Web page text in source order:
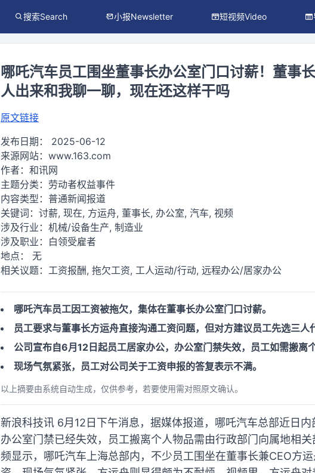
搜索Search 小报Newsletter 短视频Video
哪吒汽车员工围坐董事长办公室门口讨薪！董事
人出来和我聊一聊，现在还这样干吗
原文链接
发布日期： 2025-06-12
来源网站： www.163.com
作者： 和讯网
主题分类： 劳动者权益事件
内容类型： 普通新闻报道
关键词： 讨薪, 现在, 方运舟, 董事长, 办公室, 汽车, 视频
涉及行业： 机械/设备生产, 制造业
涉及职业： 白领受雇者
地点： 无
相关议题： 工资报酬, 拖欠工资, 工人运动/行动, 远程办公/居家办公
哪吒汽车员工因工资被拖欠，集体在董事长办公室门口讨薪。
员工要求与董事长方运舟直接沟通工资问题，但对方建议员工先选三人
公司宣布自6月12日起员工居家办公，办公室门禁失效，员工如需搬离
现场气氛紧张，员工对公司关于工资申报的答复表示不满。
以上摘要由系统自动生成，仅供参考，若要使用需对照原文确认。
新浪科技讯 6月12日下午消息，据媒体报道，哪吒汽车总部近日内
办公室门禁已经失效，员工搬离个人物品需由行政部门向属地相
频显示，哪吒汽车上海总部内，不少员工围坐在董事长兼CEO方